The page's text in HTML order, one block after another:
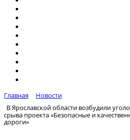
Главная
Новости
В Ярославской области возбудили
срыва проекта «Безопасные и
дороги»